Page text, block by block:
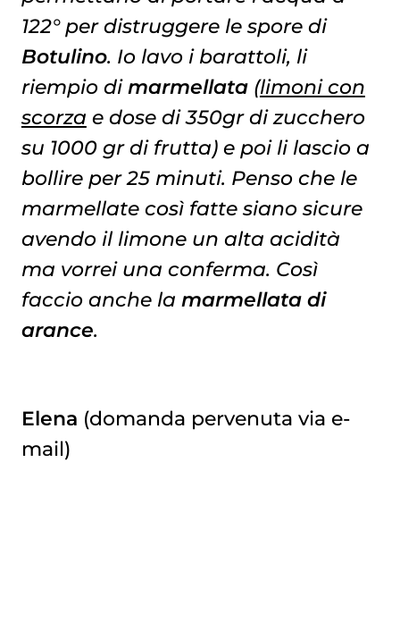
122° per distruggere le spore di
Botulino. Io lavo i barattoli, li
riempio dimarmellata(limoni con
scorza e dose di 350gr di zucchero
su 1000 gr di frutta) e poi li lascio a
bollire per 25 minuti. Penso che le
marmellate così fatte siano sicure
avendo il limone un alta acidità
ma vorrei una conferma. Così
faccio anche la marmellata di
arance.
Elena (domanda pervenuta via e-
mail)